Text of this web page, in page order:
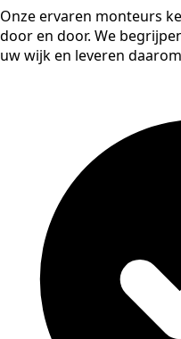
Onze ervaren monteurs
door en door. We
uw wijk en leveren